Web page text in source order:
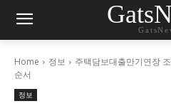
Home 정보
주택담보대출만기연장
순서
정보